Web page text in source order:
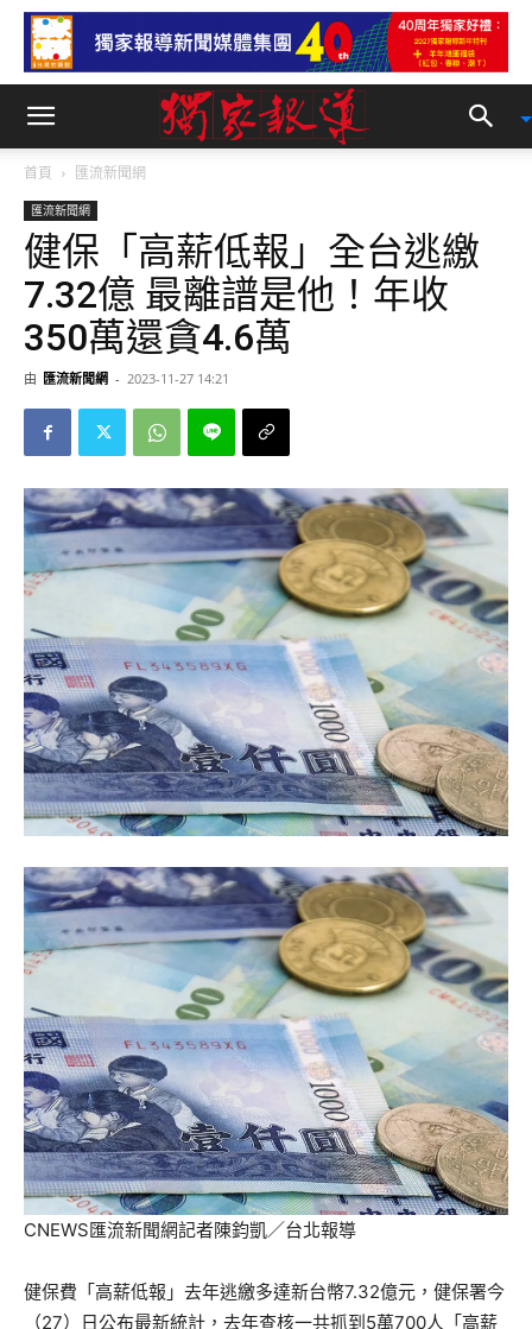
首頁 匯流新聞網
匯流新聞網
健保「高薪低報」全台逃繳
7.32億 最離譜是他！年收
350萬還貪4.6萬
由 匯流新聞網 - 2023-11-27 14:21
CNEWS匯流新聞網記者陳鈞凱／台北報導
健保費「高薪低報」去年逃繳多達新台幣7.32億元，健保署今
（27）日公布最新統計，去年查核一共抓到5萬700人「高薪